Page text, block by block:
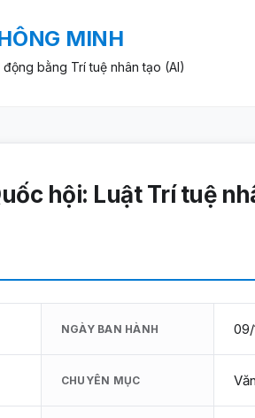
MINH
bằng Trí tuệ nhân tạo (AI)
hội: Luật Trí tuệ
NGÀY BAN HÀNH 09/
CHUYÊN MỤC